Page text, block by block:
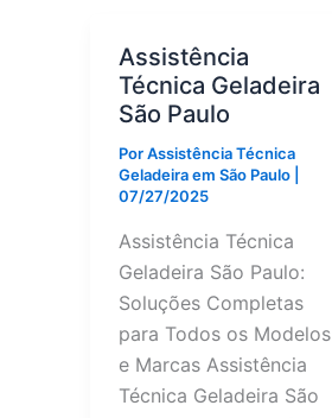
Assistência
Técnica Geladeira
São Paulo
PorAssistência Técnica
Geladeira em São Paulo
07/27/2025
Assistência Técnica
Geladeira São Paulo:
Soluções Completas
para Todos os Modelos
e Marcas Assistência
Técnica Geladeira São